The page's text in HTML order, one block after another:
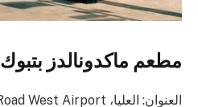
مطعم ماكدونالدز بتبوك